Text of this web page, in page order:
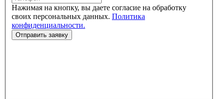
Нажимая на кнопку, вы даете согласие на обработку
своих персональных данных. Политика
конфиденциальности.